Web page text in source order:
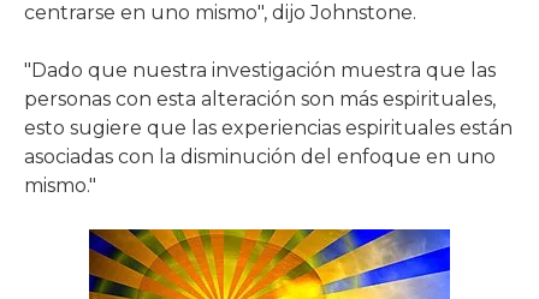
centrarse en uno mismo", dijo Johnstone.
"Dado que nuestra investigación muestra que las
personas con esta alteración son más espirituales,
esto sugiere que las experiencias espirituales están
asociadas con la disminución del enfoque en uno
mismo."